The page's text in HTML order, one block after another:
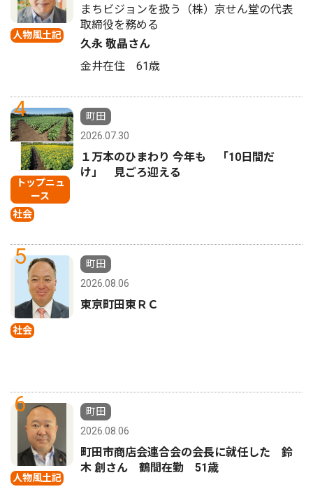
人物風土記
まちビジョンを扱う（株）京せん堂の代表
取締役を務める
久永 敬晶さん
金井在住 61歳
4
トップニュ
ース
社会
町田
2026.07.30
１万本のひまわり 今年も 「10日間だ
け」 見ごろ迎える
5
社会
町田
2026.08.06
東京町田東ＲＣ
6
人物風土記
町田
2026.08.06
町田市商店会連合会の会長に就任した 鈴
木 創さん 鶴間在勤 51歳